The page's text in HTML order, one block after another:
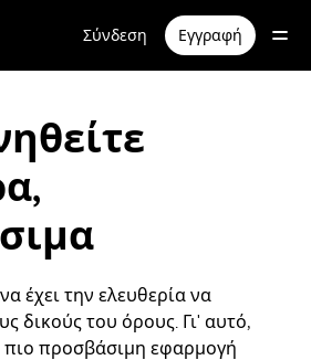
Σύνδεση Εγγραφή
έχει την ελευθερία να
δικούς του όρους. Γι' αυτό,
πιο προσβάσιμη εφαρμογή